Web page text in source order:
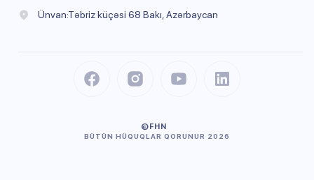
Ünvan:Təbriz küçəsi 68 Bakı, Azərbaycan
©FHN
BÜTÜN HÜQUQLAR QORUNUR 2026